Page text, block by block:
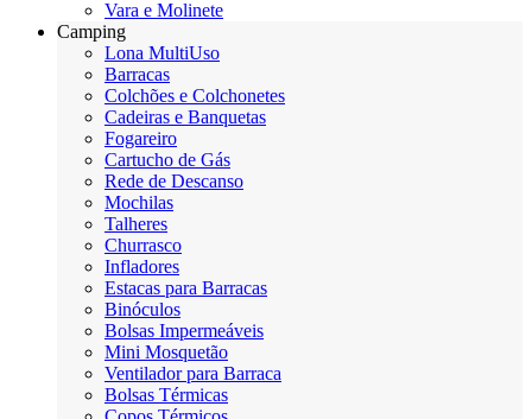
Vara e Molinete
Camping
Lona MultiUso
Barracas
Colchões e Colchonetes
Cadeiras e Banquetas
Fogareiro
Cartucho de Gás
Rede de Descanso
Mochilas
Talheres
Churrasco
Infladores
Estacas para Barracas
Binóculos
Bolsas Impermeáveis
Mini Mosquetão
Ventilador para Barraca
Bolsas Térmicas